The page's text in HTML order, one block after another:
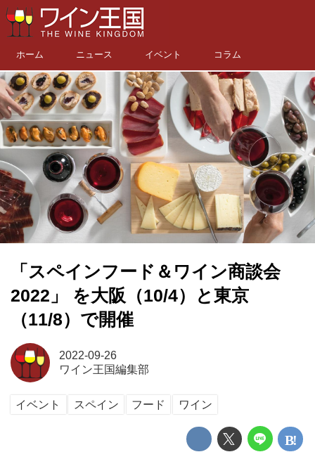
ホーム ニュース イベント コラム
「スペインフード＆ワイン商談会
2022」 を大阪（10/4）と東京
（11/8）で開催
2022-09-26
ワイン王国編集部
イベント スペイン フード ワイン